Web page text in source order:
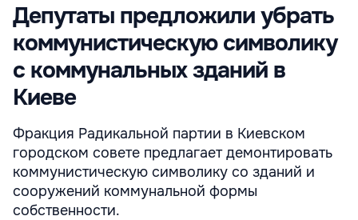
Депутаты предложили убрать
коммунистическую символику
с коммунальных зданий в
Киеве
Фракция Радикальной партии в Киевском
городском совете предлагает демонтировать
коммунистическую символику со зданий и
сооружений коммунальной формы
собственности.